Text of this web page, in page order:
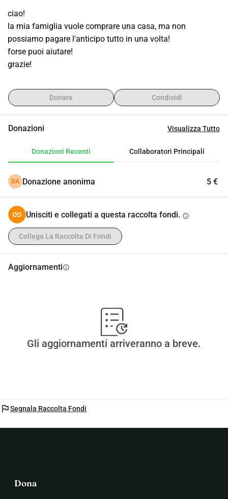
ciao!
la mia famiglia vuole comprare una casa, ma non
possiamo pagare l'anticipo tutto in una volta!
forse puoi aiutare!
grazie!
Donare Condividi
Donazioni Visualizza Tutto
Donazioni Recenti Collaboratori Principali
DA Donazione anonima 5 €
Unisciti e collegati a questa raccolta fondi. info
Collega La Raccolta Di Fondi
Aggiornamentiinfo
Gli aggiornamenti arriveranno a breve.
flagSegnala Raccolta Fondi
Dona